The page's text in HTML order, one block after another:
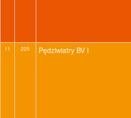
11 225 Pędziwiatry BV I